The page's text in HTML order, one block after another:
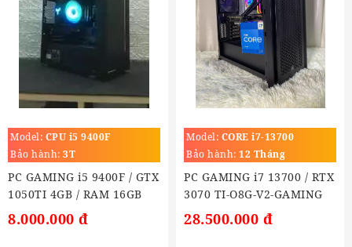
Model: CPU i5 9400F
Bảo hành: 3T
PC GAMING i5 9400F / GTX
1050TI 4GB / RAM 16GB
/SSD 240Gb
8.000.000 đ
Model: CORE i7-13700
(2.1GHz Turbo 5.2GHz)
Bảo hành: 12 Tháng
PC GAMING i7 13700 / RTX
3070 TI-O8G-V2-GAMING
28.500.000 đ